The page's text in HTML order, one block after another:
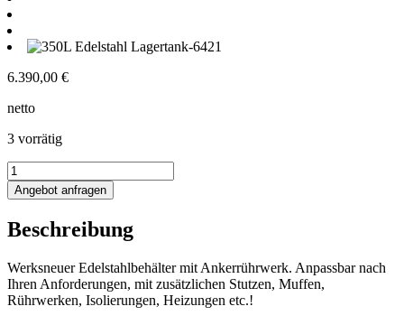
6.390,00 €
netto
3 vorrätig
337L
Edelstahlbehälter
mit
Menge
Angebot anfragen
Beschreibung
Werksneuer Edelstahlbehälter mit Ankerrührwerk. Anpassbar nach
Ihren Anforderungen, mit zusätzlichen Stutzen, Muffen,
Rührwerken, Isolierungen, Heizungen etc.!